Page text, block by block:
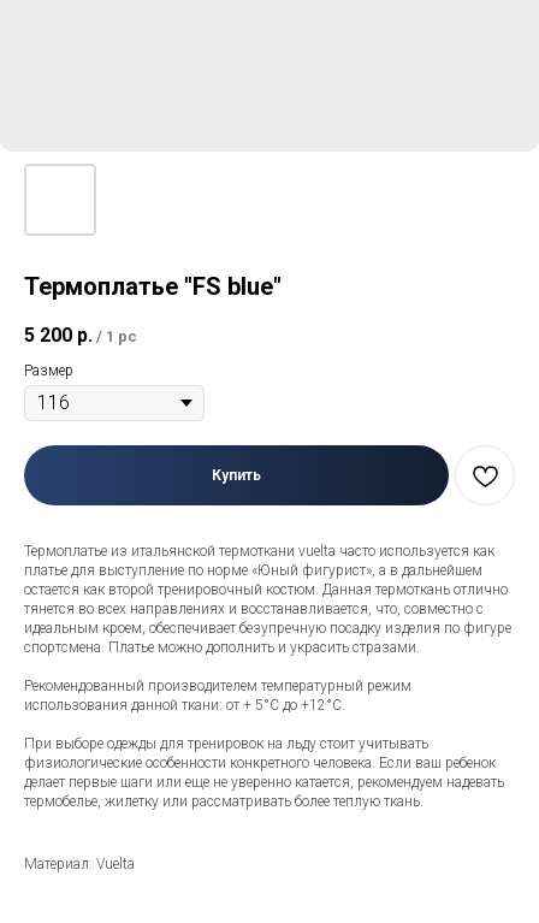
Термоплатье "FS blue"
5 200 р. / 1 pc
Размер
Купить
Термоплатье из итальянской термоткани vuelta часто используется как
платье для выступление по норме «Юный фигурист», а в дальнейшем
остается как второй тренировочный костюм. Данная термоткань отлично
тянется во всех направлениях и восстанавливается, что, совместно с
идеальным кроем, обеспечивает безупречную посадку изделия по фигуре
спортсмена. Платье можно дополнить и украсить стразами.
Рекомендованный производителем температурный режим
использования данной ткани: от + 5°C до +12°C.
При выборе одежды для тренировок на льду стоит учитывать
физиологические особенности конкретного человека. Если ваш ребенок
делает первые шаги или еще не уверенно катается, рекомендуем надевать
термобелье, жилетку или рассматривать более теплую ткань.
Материал: Vuelta